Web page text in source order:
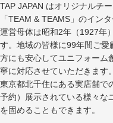
TAP JAPAN はオリジナルチ
「TEAM & TEAMS」のイン
運営母体は昭和2年（1927年
す。地域の皆様に99年間ご
方にも安心してユニフォーム
寧に対応させていただきます。
東京都北千住にある実店舗で
予約）展示されている様々な
を固めることもできます。